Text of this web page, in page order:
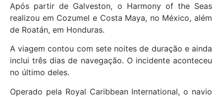
Após partir de Galveston, o Harmony of the Seas
realizou em Cozumel e Costa Maya, no México, além
de Roatán, em Honduras.
A viagem contou com sete noites de duração e ainda
inclui três dias de navegação. O incidente aconteceu
no último deles.
Operado pela Royal Caribbean International, o navio